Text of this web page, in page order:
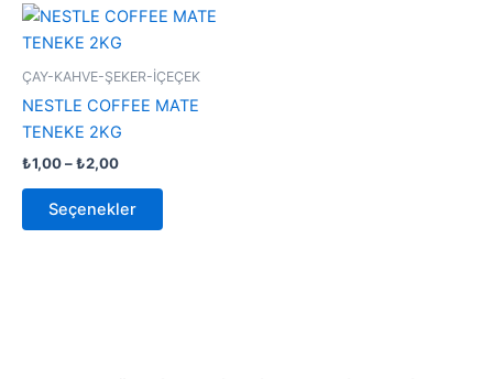
ÇAY-KAHVE-ŞEKER-İÇEÇEK
NESTLE COFFEE MATE
TENEKE 2KG
₺1,00–₺2,00
Fiyat
aralığı:
₺1,00
₺2,00
Seçenekler
Bu
birden
sayfasından